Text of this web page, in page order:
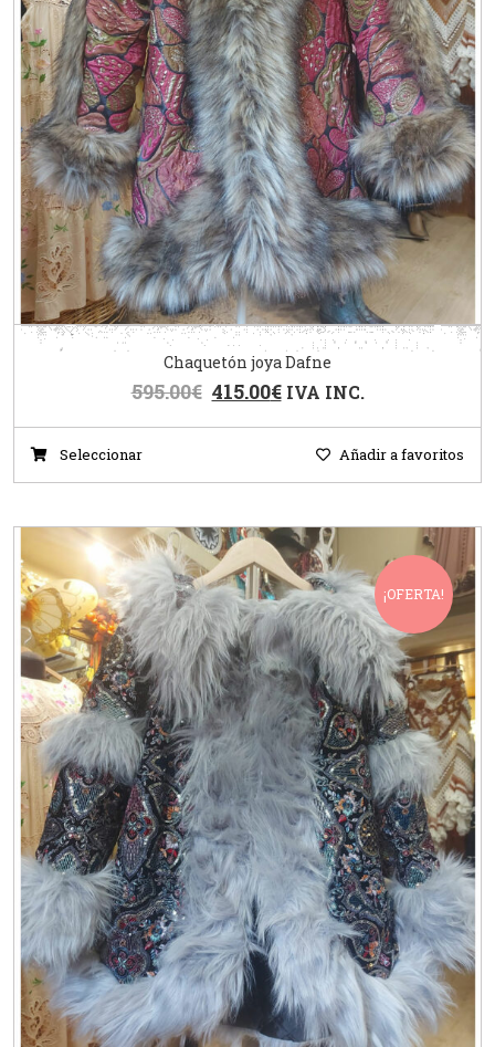
Chaquetón joya Dafne
595.00€ 415.00€ IVA INC.
Seleccionar Añadir a favoritos
¡OFERTA!